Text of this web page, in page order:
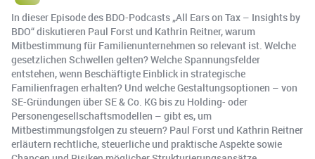
In dieser Episode des BDO-Podcasts „All Ears on Tax – Insights by
BDO“ diskutieren Paul Forst und Kathrin Reitner, warum
Mitbestimmung für Familienunternehmen so relevant ist. Welche
gesetzlichen Schwellen gelten? Welche Spannungsfelder
entstehen, wenn Beschäftigte Einblick in strategische
Familienfragen erhalten? Und welche Gestaltungsoptionen – von
SE-Gründungen über SE & Co. KG bis zu Holding- oder
Personengesellschaftsmodellen – gibt es, um
Mitbestimmungsfolgen zu steuern? Paul Forst und Kathrin Reitner
erläutern rechtliche, steuerliche und praktische Aspekte sowie